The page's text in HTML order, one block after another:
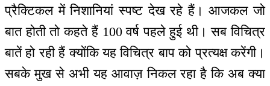
प्रैक्टिकल में निशानियां स्पष्ट देख रहे हैं। आजकल जो
बात होती तो कहते हैं 100 वर्ष पहले हुई थी। सब विचित्र
बातें हो रही हैं क्योंकि यह विचित्र बाप को प्रत्यक्ष करेंगी।
सबके मुख से अभी यह आवाज़ निकल रहा है कि अब क्या